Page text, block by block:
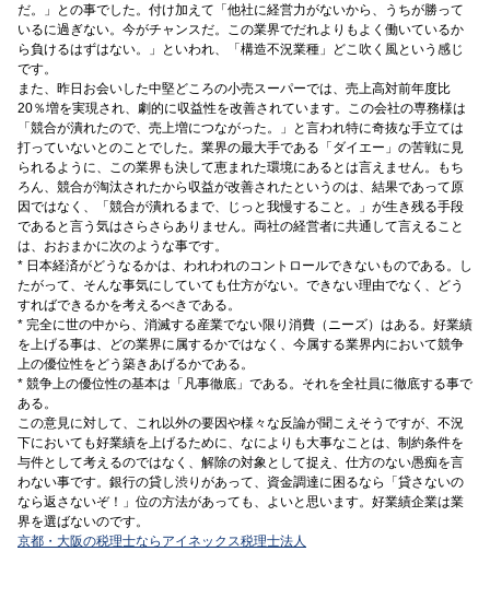
だ。」との事でした。付け加えて「他社に経営力がないから、うちが勝って
いるに過ぎない。今がチャンスだ。この業界でだれよりもよく働いているか
ら負けるはずはない。」といわれ、「構造不況業種」どこ吹く風という感じ
です。
また、昨日お会いした中堅どころの小売スーパーでは、売上高対前年度比
20％増を実現され、劇的に収益性を改善されています。この会社の専務様は
「競合が潰れたので、売上増につながった。」と言われ特に奇抜な手立ては
打っていないとのことでした。業界の最大手である「ダイエー」の苦戦に見
られるように、この業界も決して恵まれた環境にあるとは言えません。もち
ろん、競合が淘汰されたから収益が改善されたというのは、結果であって原
因ではなく、「競合が潰れるまで、じっと我慢すること。」が生き残る手段
であると言う気はさらさらありません。両社の経営者に共通して言えること
は、おおまかに次のような事です。
* 日本経済がどうなるかは、われわれのコントロールできないものである。し
たがって、そんな事気にしていても仕方がない。できない理由でなく、どう
すればできるかを考えるべきである。
* 完全に世の中から、消滅する産業でない限り消費（ニーズ）はある。好業績
を上げる事は、どの業界に属するかではなく、今属する業界内において競争
上の優位性をどう築きあげるかである。
* 競争上の優位性の基本は「凡事徹底」である。それを全社員に徹底する事で
ある。
この意見に対して、これ以外の要因や様々な反論が聞こえそうですが、不況
下においても好業績を上げるために、なによりも大事なことは、制約条件を
与件として考えるのではなく、解除の対象として捉え、仕方のない愚痴を言
わない事です。銀行の貸し渋りがあって、資金調達に困るなら「貸さないの
なら返さないぞ！」位の方法があっても、よいと思います。好業績企業は業
界を選ばないのです。
京都・大阪の税理士ならアイネックス税理士法人